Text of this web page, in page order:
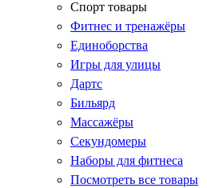
Cпорт товары
Фитнес и тренажёры
Единоборства
Игры для улицы
Дартс
Бильярд
Массажёры
Секундомеры
Наборы для фитнеса
Посмотреть все товары